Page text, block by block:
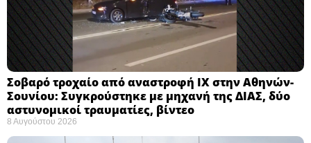
Σοβαρό τροχαίο από αναστροφή ΙΧ στην Αθηνών-
Σουνίου: Συγκρούστηκε με μηχανή της ΔΙΑΣ, δύο
αστυνομικοί τραυματίες, βίντεο
8 Αυγούστου 2026